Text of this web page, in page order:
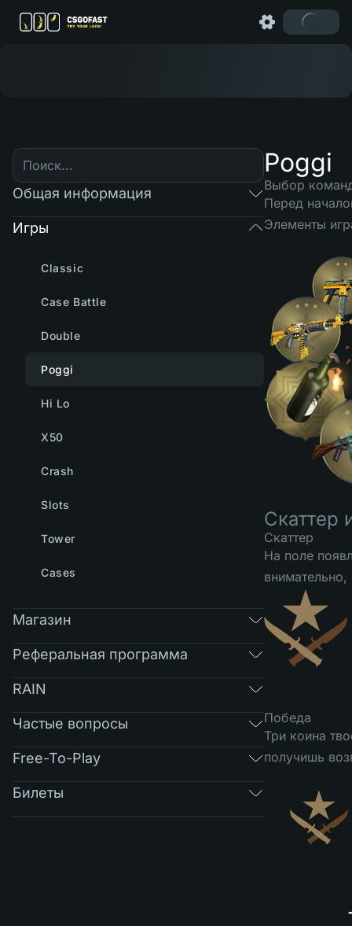
Общая информация
Игры
Classic
Case Battle
Double
Poggi
Hi Lo
X50
Crash
Slots
Tower
Cases
Магазин
Реферальная программа
RAIN
Частые вопросы
Free-To-Play
Билеты
Poggi
Выбор
Перед
Элементы
Скаттер
Скаттер
На поле
Победа
Три коина
получишь